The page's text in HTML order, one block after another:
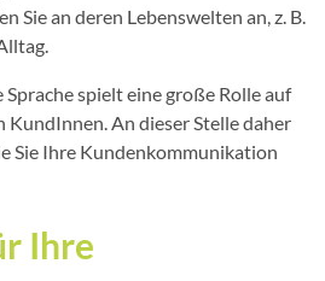
Sie an deren Lebenswelten an, z. B.
spielt eine große Rolle auf
KundInnen. An dieser Stelle daher
Sie Ihre Kundenkommunikation
Ihre